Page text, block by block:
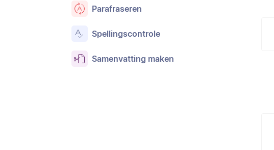
Parafraseren
Spellingscontrole
Samenvatting maken